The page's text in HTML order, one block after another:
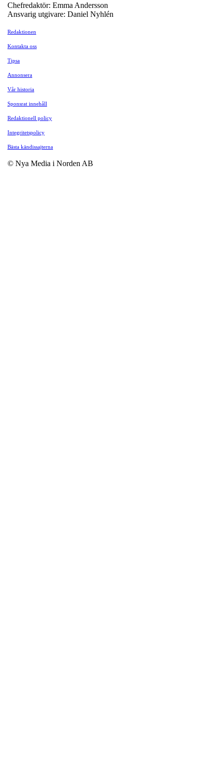
Chefredaktör: Emma Andersson
Ansvarig utgivare: Daniel Nyhlén
Redaktionen
Kontakta oss
Tipsa
Annonsera
Vår historia
Sponsrat innehåll
Redaktionell policy
Integritetspolicy
Bästa kändissajterna
© Nya Media i Norden AB